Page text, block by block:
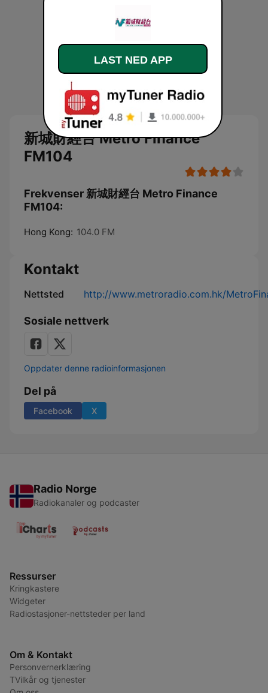
新城財經台 Metro Finance
FM104
Frekvenser 新城財經台 Metro Finance
FM104:
Hong Kong: 104.0 FM
Kontakt
Nettsted http://www.metroradio.com.hk/
Sosiale nettverk
Oppdater denne radioinformasjonen
Del på
Facebook X
Radio Norge
Radiokanaler og podcaster
Ressurser
Kringkastere
Widgeter
Radiostasjoner-nettsteder per land
Om & Kontakt
Personvernerklæring
TVilkår og tjenester
LAST NED APP